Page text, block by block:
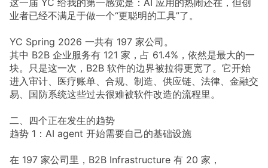
业者已经不满足于做一个“更聪明的工具”了。
YC Spring 2026 一共有 197 家公司。
其中 B2B 企业服务有 121 家，占 61.4%，依然是最大的一
块。只是这一次，B2B 软件的边界被拉得更宽了。它开始
进入审计、医疗账单、合规、制造、供应链、法律、金融交
易、国防系统这些过去很难被软件改造的流程里。
二、四个正在发生的趋势
趋势 1：AI agent 开始需要自己的基础设施
在 197 家公司里，B2B Infrastructure 有 20 家，